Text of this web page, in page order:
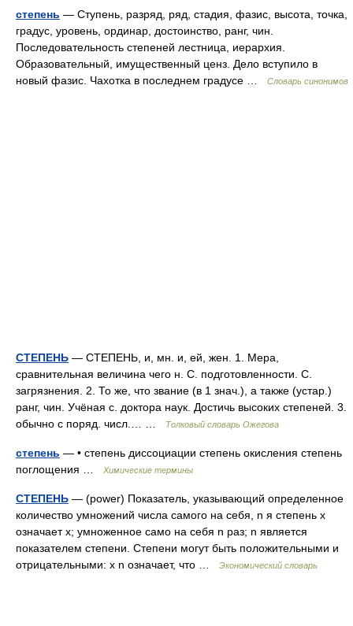
степень — Ступень, разряд, ряд, стадия, фазис, высота, точка,
градус, уровень, ординар, достоинство, ранг, чин.
Последовательность степеней лестница, иерархия.
Образовательный, имущественный ценз. Дело вступило в
новый фазис. Чахотка в последнем градусе …
Словарь синонимов
СТЕПЕНЬ — СТЕПЕНЬ, и, мн. и, ей, жен. 1. Мера,
сравнительная величина чего н. С. подготовленности. С.
загрязнения. 2. То же, что звание (в 1 знач.), а также (устар.)
ранг, чин. Учёная с. доктора наук. Достичь высоких степеней. 3.
обычно с поряд. числ.… …
Толковый словарь Ожегова
степень — • степень диссоциации степень окисления степень
поглощения …
Химические термины
СТЕПЕНЬ — (power) Показатель, указывающий определенное
количество умножений числа самого на себя, n я степень х
означает х; умноженное само на себя n раз; n является
показателем степени. Степени могут быть положительными и
отрицательными: х n означает, что …
Экономический словарь